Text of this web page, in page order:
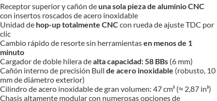
Receptor superior y cañón de una sola pieza de aluminio CNC
con insertos roscados de acero inoxidable
Unidad de hop-up totalmente CNC con rueda de ajuste TDC por
clic
Cambio rápido de resorte sin herramientasen menos de 1
minuto
Cargador de doble hilera dealta capacidad: 58 BBs (6 mm)
Cañón interno de precisión Bull de acero inoxidable (robusto, 10
mm de diámetro exterior)
Cilindro de acero inoxidable de gran volumen: 47 cm³ (≈ 2,87 in³)
Chasis altamente modular con numerosas opciones de